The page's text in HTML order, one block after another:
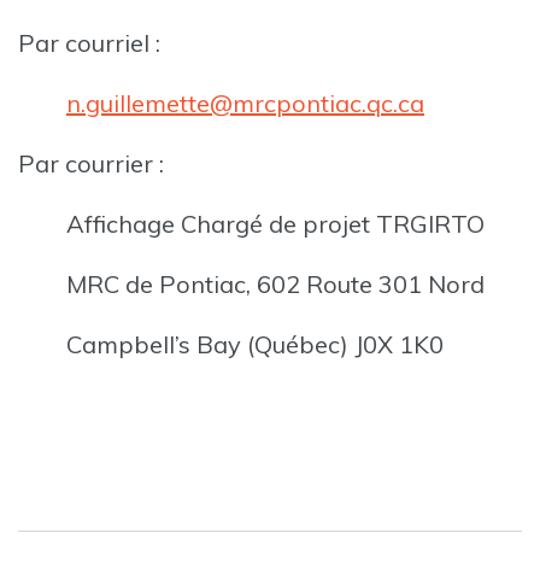
Par courriel :
n.guillemette@mrcpontiac.qc.ca
Par courrier :
Affichage Chargé de projet TRGIRTO
MRC de Pontiac, 602 Route 301 Nord
Campbell’s Bay (Québec) J0X 1K0